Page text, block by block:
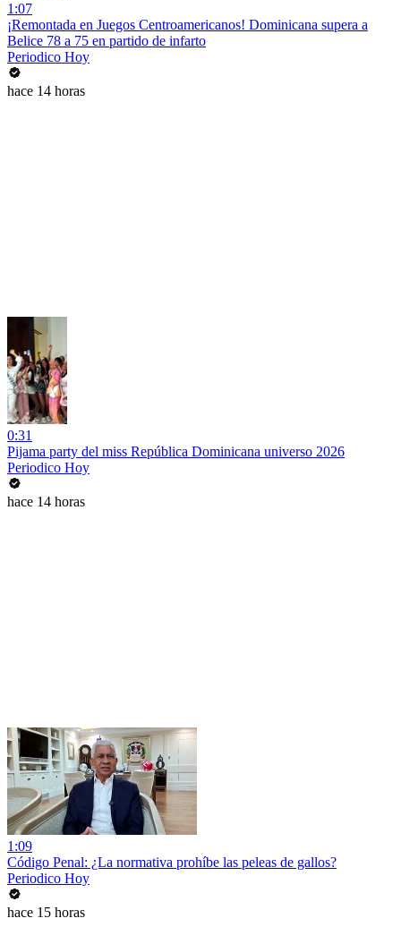
1:07
¡Remontada en Juegos Centroamericanos! Dominicana supera a
Belice 78 a 75 en partido de infarto
Periodico Hoy
hace 14 horas
0:31
Pijama party del miss República Dominicana universo 2026
Periodico Hoy
hace 14 horas
1:09
Código Penal: ¿La normativa prohíbe las peleas de gallos?
Periodico Hoy
hace 15 horas